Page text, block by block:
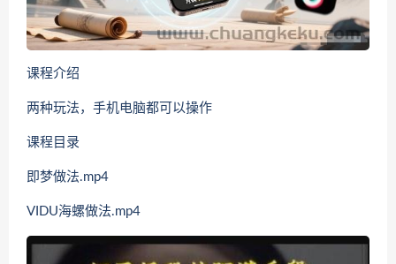
课程介绍
两种玩法，手机电脑都可以操作
课程目录
即梦做法.mp4
VIDU海螺做法.mp4